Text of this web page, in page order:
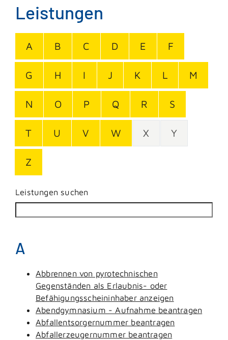
Leistungen
A B C D E F
G H I J K L M
N O P Q R S
T U V W X Y
Z
Leistungen suchen
A
Abbrennen von pyrotechnischen
Gegenständen als Erlaubnis- oder
Befähigungsscheininhaber anzeigen
Abendgymnasium - Aufnahme beantragen
Abfallentsorgernummer beantragen
Abfallerzeugernummer beantragen